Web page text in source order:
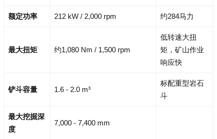
额定功率 212 kW / 2,000 rpm 约284马力
最大扭矩 约1,080 Nm / 1,500 rpm
低转速大扭
矩，矿山作业
响应快
铲斗容量 1.6 - 2.0 m³
标配重型岩石
斗
最大挖掘深
度
7,000 - 7,400 mm